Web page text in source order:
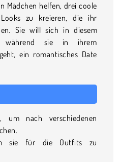
Mädchen helfen, drei coole
zu kreieren, die ihr
Sie will sich in diesem
während sie in ihrem
ein romantisches Date
um nach verschiedenen
sie für die Outfits zu